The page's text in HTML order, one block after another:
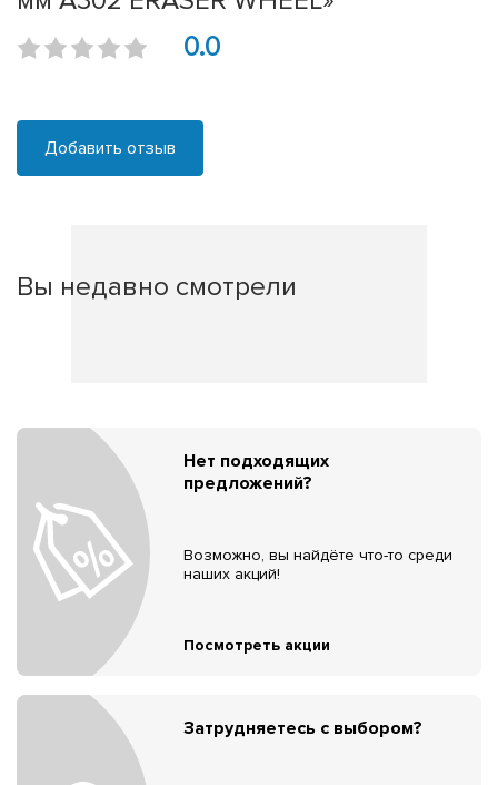
0.0
Добавить отзыв
Вы недавно смотрели
Нет подходящих
предложений?
Возможно, вы найдёте что-то среди
наших акций!
Посмотреть акции
Затрудняетесь с выбором?